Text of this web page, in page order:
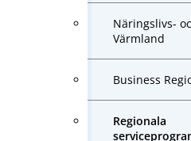
Näringslivs-
Värmland
Business
Regionala